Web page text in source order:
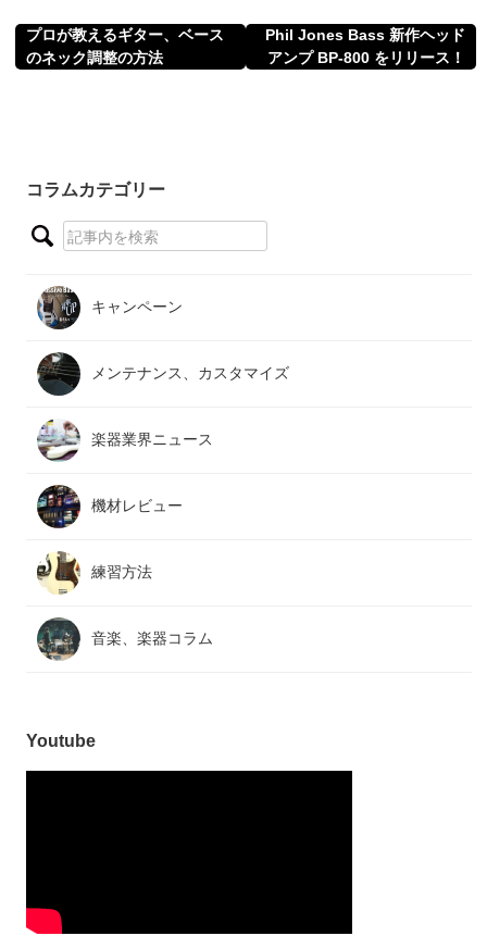
プロが教えるギター、ベース
のネック調整の方法
Phil Jones Bass 新作ヘッド
アンプ BP-800 をリリース！
コラムカテゴリー
キャンペーン
メンテナンス、カスタマイズ
楽器業界ニュース
機材レビュー
練習方法
音楽、楽器コラム
Youtube